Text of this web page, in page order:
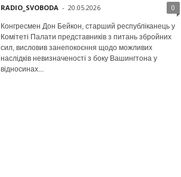
RADIO_SVOBODA - 20.05.2026 0
Конгресмен Дон Бейкон, старший республіканець у
Комітеті Палати представників з питань збройних
сил, висловив занепокоєння щодо можливих
наслідків невизначеності з боку Вашингтона у
відносинах...